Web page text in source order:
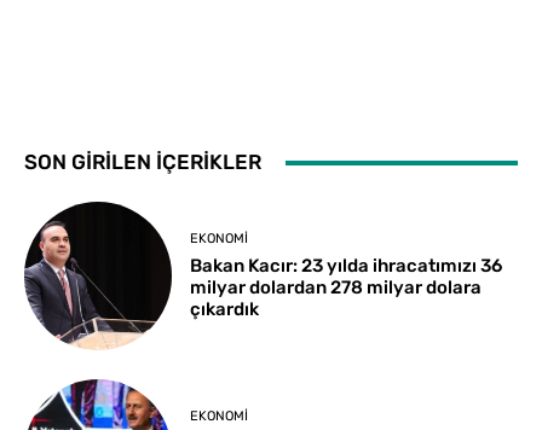
SON GİRİLEN İÇERİKLER
EKONOMI
Bakan Kacır: 23 yılda ihracatımızı 36
milyar dolardan 278 milyar dolara
çıkardık
EKONOMI